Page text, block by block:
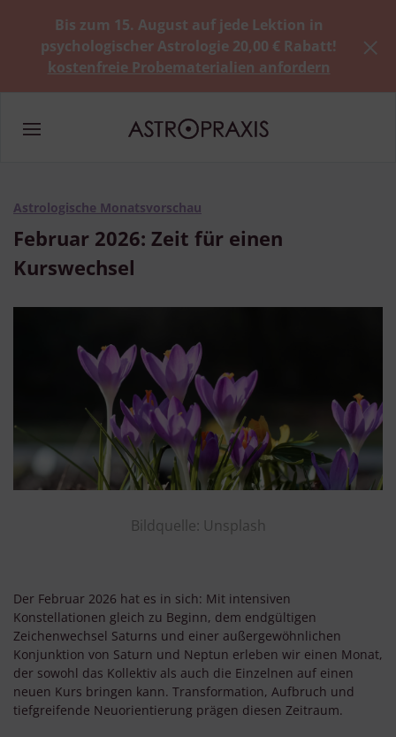
Bis zum 15. August auf jede Lektion in
psychologischer Astrologie 20,00 € Rabatt!
kostenfreie Probematerialien anfordern
Bildquelle: Unsplash
Astrologische Monatsvorschau
Februar 2026: Zeit für einen
Kurswechsel
Der Februar 2026 hat es in sich: Mit intensiven
Konstellationen gleich zu Beginn, dem endgültigen
Zeichenwechsel Saturns und einer außergewöhnlichen
Konjunktion von Saturn und Neptun erleben wir einen Monat,
der sowohl das Kollektiv als auch die Einzelnen auf einen
neuen Kurs bringen kann. Transformation, Aufbruch und
tiefgreifende Neuorientierung prägen diesen Zeitraum.